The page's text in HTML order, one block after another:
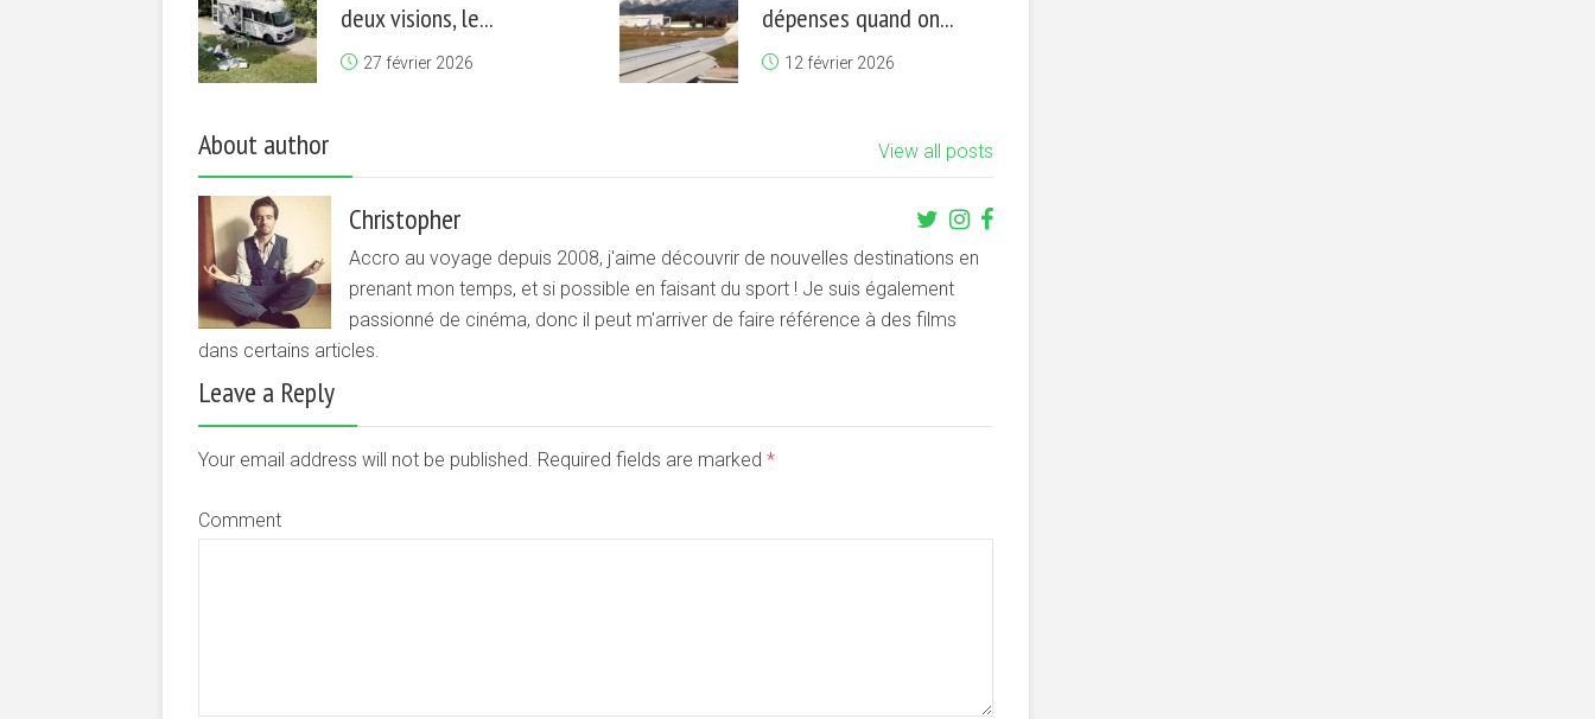
deux visions, le...
27 février 2026
dépenses quand on...
12 février 2026
About author View all posts
Christopher
Accro au voyage depuis 2008, j'aime découvrir de nouvelles destinations en
prenant mon temps, et si possible en faisant du sport ! Je suis également
passionné de cinéma, donc il peut m'arriver de faire référence à des films
dans certains articles.
Leave a Reply
Your email address will not be published. Required fields are marked *
Comment